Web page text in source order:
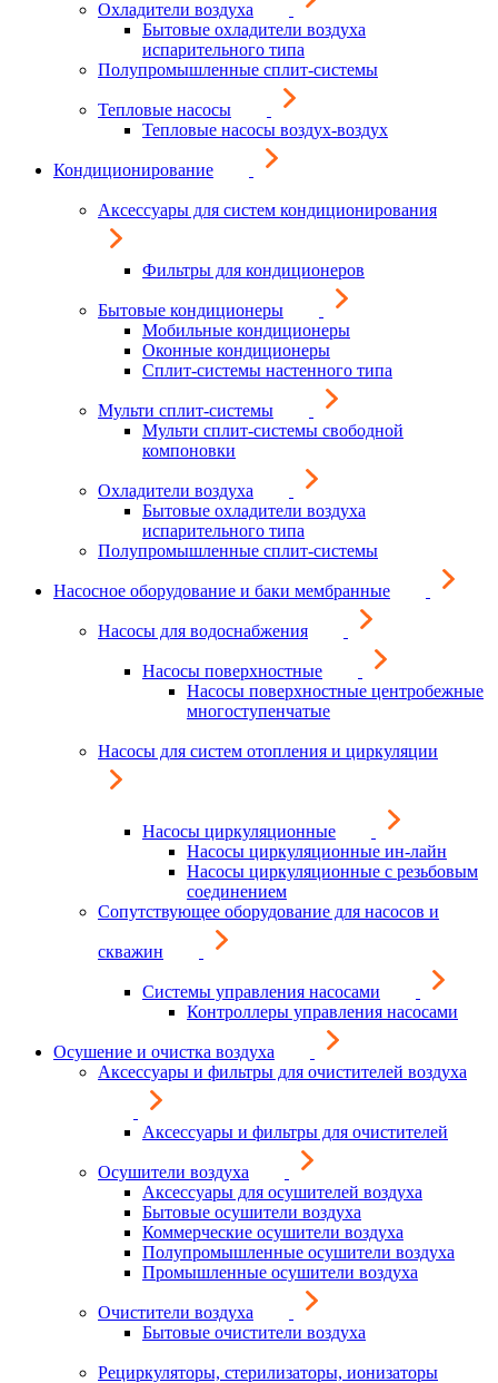
Охладители воздуха
Бытовые охладители воздуха
испарительного типа
Полупромышленные сплит-системы
Тепловые насосы
Тепловые насосы воздух-воздух
Кондиционирование
Аксессуары для систем кондиционирования
Фильтры для кондиционеров
Бытовые кондиционеры
Мобильные кондиционеры
Оконные кондиционеры
Сплит-системы настенного типа
Мульти сплит-системы
Мульти сплит-системы свободной
компоновки
Охладители воздуха
Бытовые охладители воздуха
испарительного типа
Полупромышленные сплит-системы
Насосное оборудование и баки мембранные
Насосы для водоснабжения
Насосы поверхностные
Насосы поверхностные центробежные
многоступенчатые
Насосы для систем отопления и циркуляции
Насосы циркуляционные
Насосы циркуляционные ин-лайн
Насосы циркуляционные с резьбовым
соединением
Сопутствующее оборудование для насосов и
скважин
Системы управления насосами
Контроллеры управления насосами
Осушение и очистка воздуха
Аксессуары и фильтры для очистителей воздуха
Аксессуары и фильтры для очистителей
Осушители воздуха
Аксессуары для осушителей воздуха
Бытовые осушители воздуха
Коммерческие осушители воздуха
Полупромышленные осушители воздуха
Промышленные осушители воздуха
Очистители воздуха
Бытовые очистители воздуха
Рециркуляторы, стерилизаторы, ионизаторы